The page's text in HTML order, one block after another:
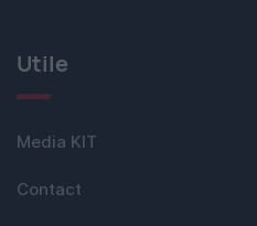
Utile
Media KIT
Contact